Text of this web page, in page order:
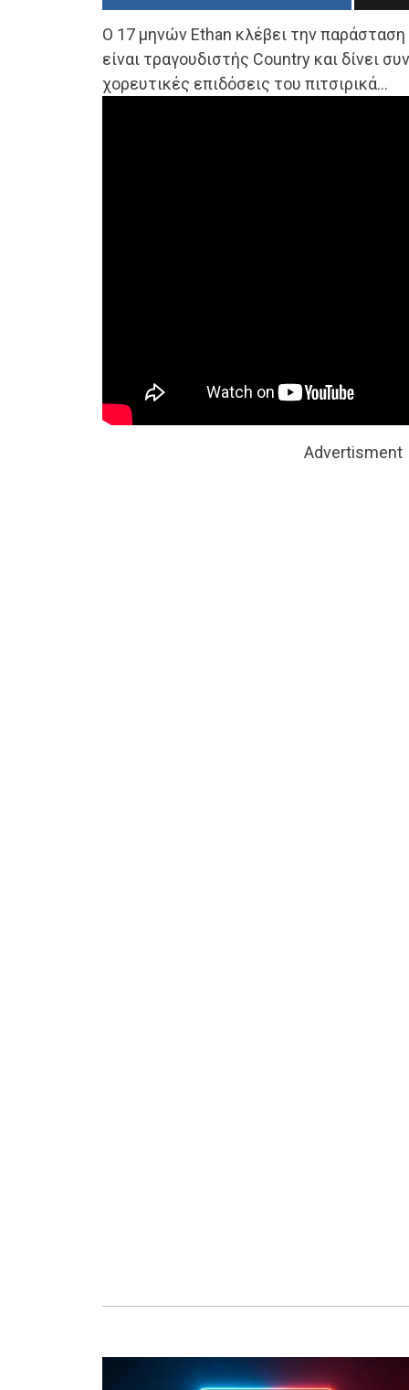
Ο 17 μηνών Ethan κλέβει την
είναι τραγουδιστής Country και δίνει
χορευτικές επιδόσεις του πιτσιρικά…
Advertisment